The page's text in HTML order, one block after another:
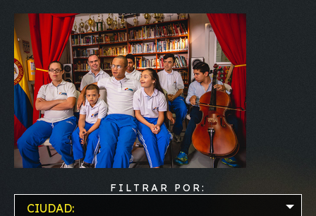
FILTRAR POR:
CIUDAD: